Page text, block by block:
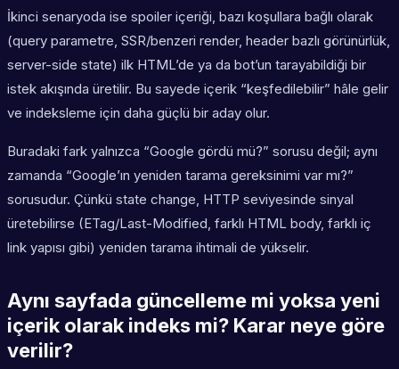
İkinci senaryoda ise spoiler içeriği, bazı koşullara bağlı olarak
(query parametre, SSR/benzeri render, header bazlı görünürlük,
server-side state) ilk HTML’de ya da bot’un tarayabildiği bir
istek akışında üretilir. Bu sayede içerik “keşfedilebilir” hâle gelir
ve indeksleme için daha güçlü bir aday olur.
Buradaki fark yalnızca “Google gördü mü?” sorusu değil; aynı
zamanda “Google’ın yeniden tarama gereksinimi var mı?”
sorusudur. Çünkü state change, HTTP seviyesinde sinyal
üretebilirse (ETag/Last-Modified, farklı HTML body, farklı iç
link yapısı gibi) yeniden tarama ihtimali de yükselir.
Aynı sayfada güncelleme mi yoksa yeni
içerik olarak indeks mi? Karar neye göre
verilir?